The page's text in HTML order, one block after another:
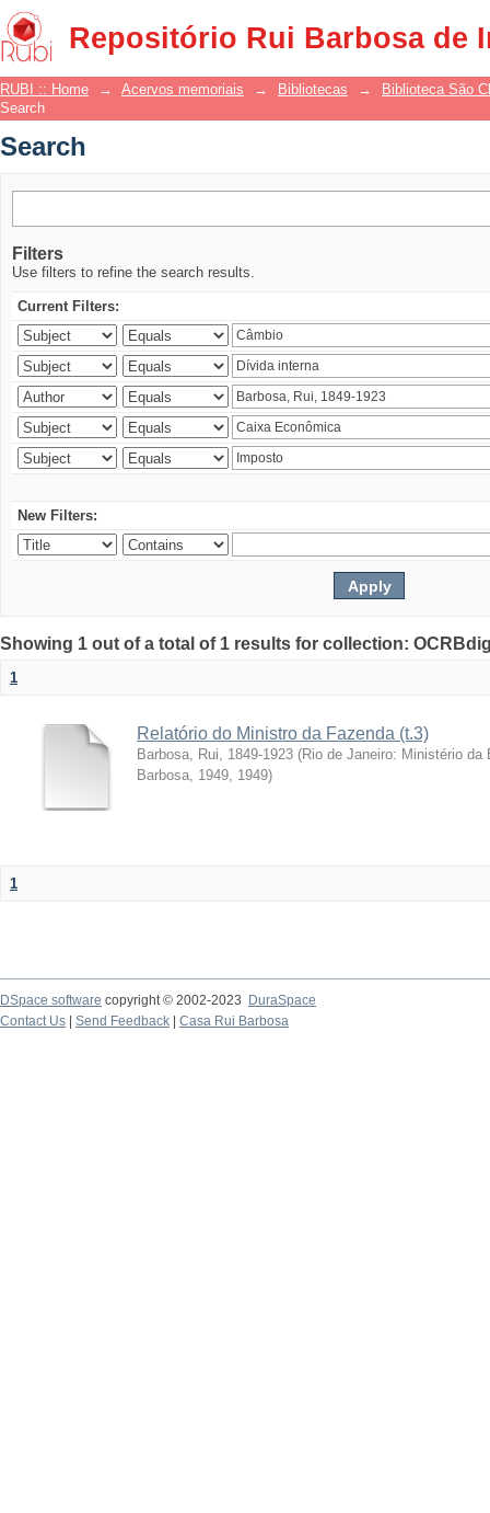
Repositório Rui Barbosa de
Search
RUBI :: Home → Acervos memoriais → Bibliotecas →
Biblioteca São
Search
Search
Filters
Use filters to refine the search results.
Current Filters:
New Filters:
Showing 1 out of a total of 1 results for collection:
1
Relatório do Ministro da Fazenda (t.3)
Barbosa, Rui, 1849-1923 (Rio de Janeiro: Ministério
Barbosa, 1949, 1949)
1
DSpace software copyright © 2002-2023
DuraSpace
Contact Us
Send Feedback Casa Rui Barbosa